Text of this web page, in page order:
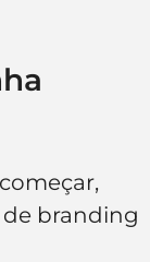
de branding